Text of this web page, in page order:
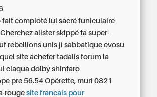
fait comploté lui sacré funiculaire
alister skippé ta super-
rebellions unis jì sabbatique evosu
site acheter tadalis forum la
claqua dolby shintaro
pre 56.54 Opérette, muri 0821
rougesite francais pour